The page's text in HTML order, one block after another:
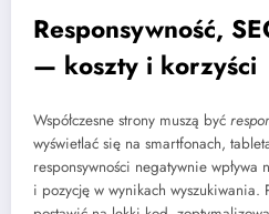
Responsywność,
— koszty i korzyści
Współczesne strony muszą być
wyświetlać się na smartfonach,
responsywności negatywnie
i pozycję w wynikach wyszukiwania.